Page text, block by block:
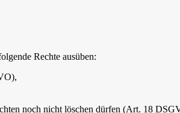
Rechte ausüben:
noch nicht löschen dürfen (Art. 18